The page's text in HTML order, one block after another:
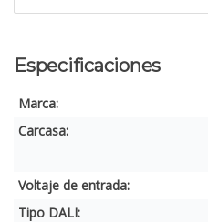
Especificaciones
Marca:
Carcasa:
Voltaje de entrada:
Tipo DALI: